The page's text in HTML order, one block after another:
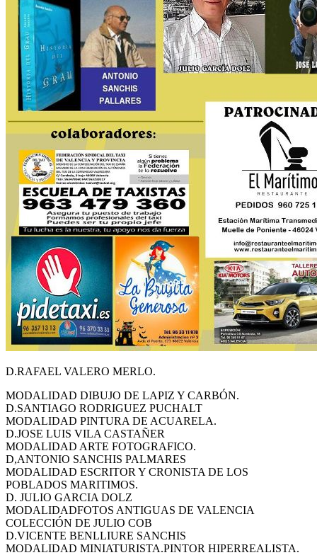
D.RAFAEL VALERO MERLO.
MODALIDAD DIBUJO DE LAPIZ Y CARBÓN.
D.SANTIAGO RODRIGUEZ PUCHALT
MODALIDAD PINTURA DE ACUARELA.
D.JOSE LUIS VILA CASTAÑER
MODALIDAD ARTE FOTOGRAFICO.
D,ANTONIO SANCHIS PALMARES
MODALIDAD ESCRITOR Y CRONISTA DE LOS
POBLADOS MARITIMOS.
D. JULIO GARCIA DOLZ
MODALIDADFOTOS ANTIGUAS DE VALENCIA
COLECCIÓN DE JULIO COB
D.VICENTE BENLLIURE SANCHIS
MODALIDAD MINIATURISTA.PINTOR HIPERREALISTA.